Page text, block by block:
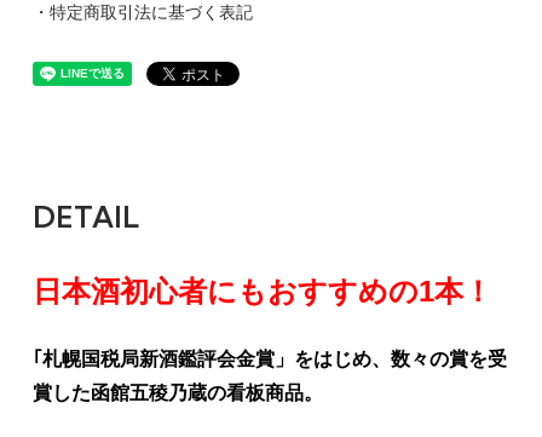
・特定商取引法に基づく表記
DETAIL
日本酒初心者にもおすすめの1本！
｢札幌国税局新酒鑑評会金賞」をはじめ、数々の賞を受
賞した函館五稜乃蔵の看板商品。